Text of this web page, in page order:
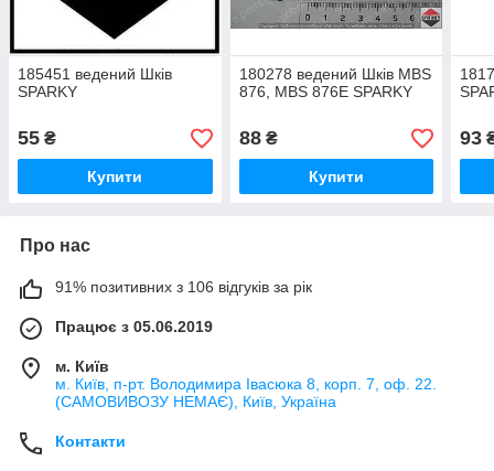
185451 ведений Шків
SPARKY
55 ₴
Купити
180278 ведений Шків MBS
876, MBS 876E SPARKY
88₴
Купити
93
Про нас
91% позитивних з 106 відгуків за рік
Працює з 05.06.2019
м. Київ
м. Київ, п-рт. Володимира Івасюка 8, корп. 7, оф. 22.
(САМОВИВОЗУ НЕМАЄ), Київ, Україна
Контакти